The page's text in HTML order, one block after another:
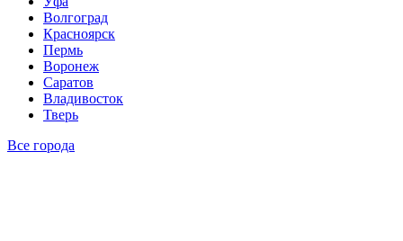
Волгоград
Красноярск
Пермь
Воронеж
Саратов
Владивосток
Тверь
Все города